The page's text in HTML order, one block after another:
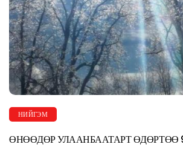
НИЙГЭМ
ӨНӨӨДӨР УЛААНБААТАРТ ӨДӨРТӨӨ